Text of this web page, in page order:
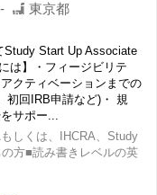
- 東京都
Study Start Up Associate
は】・フィージビリテ
クティベーションまでの
初回IRB申請など)・ 規
サポー...
しくは、IHCRA、Study
方■読み書きレベルの英